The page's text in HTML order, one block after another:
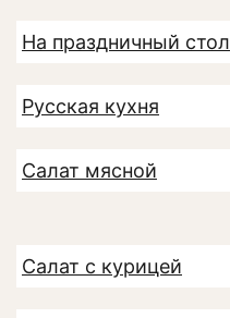
На праздничный стол
Русская кухня
Салат мясной
Салат с курицей